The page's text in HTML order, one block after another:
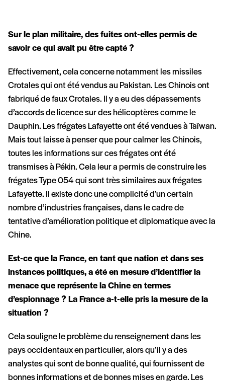
Sur le plan militaire, des fuites ont-elles permis de
savoir ce qui avait pu être capté ?
Effectivement, cela concerne notamment les missiles
Crotales qui ont été vendus au Pakistan. Les Chinois ont
fabriqué de faux Crotales. Il y a eu des dépassements
d’accords de licence sur des hélicoptères comme le
Dauphin. Les frégates Lafayette ont été vendues à Taïwan.
Mais tout laisse à penser que pour calmer les Chinois,
toutes les informations sur ces frégates ont été
transmises à Pékin. Cela leur a permis de construire les
frégates Type 054 qui sont très similaires aux frégates
Lafayette. Il existe donc une complicité d’un certain
nombre d’industries françaises, dans le cadre de
tentative d’amélioration politique et diplomatique avec la
Chine.
Est-ce que la France, en tant que nation et dans ses
instances politiques, a été en mesure d’identifier la
menace que représente la Chine en termes
d’espionnage ? La France a-t-elle pris la mesure de la
situation ?
Cela souligne le problème du renseignement dans les
pays occidentaux en particulier, alors qu’il y a des
analystes qui sont de bonne qualité, qui fournissent de
bonnes informations et de bonnes mises en garde. Les